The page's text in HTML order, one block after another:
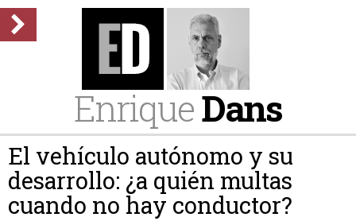
EnriqueDans
El vehículo autónomo y su
desarrollo: ¿a quién multas
cuando no hay conductor?